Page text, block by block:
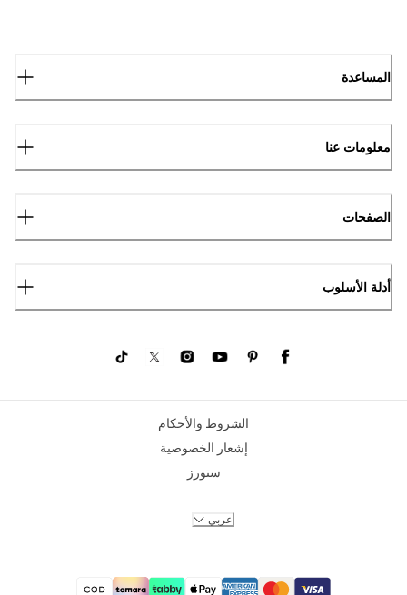
المساعدة
معلومات عنا
الصفحات
أدلة الأسلوب
الشروط والأحكام
إشعار الخصوصية
ستورز
عربي